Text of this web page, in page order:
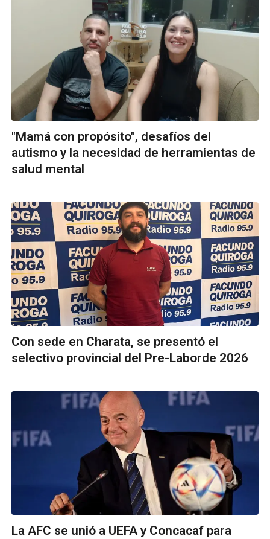
"Mamá con propósito", desafíos del
autismo y la necesidad de herramientas de
salud mental
Con sede en Charata, se presentó el
selectivo provincial del Pre-Laborde 2026
La AFC se unió a UEFA y Concacaf para